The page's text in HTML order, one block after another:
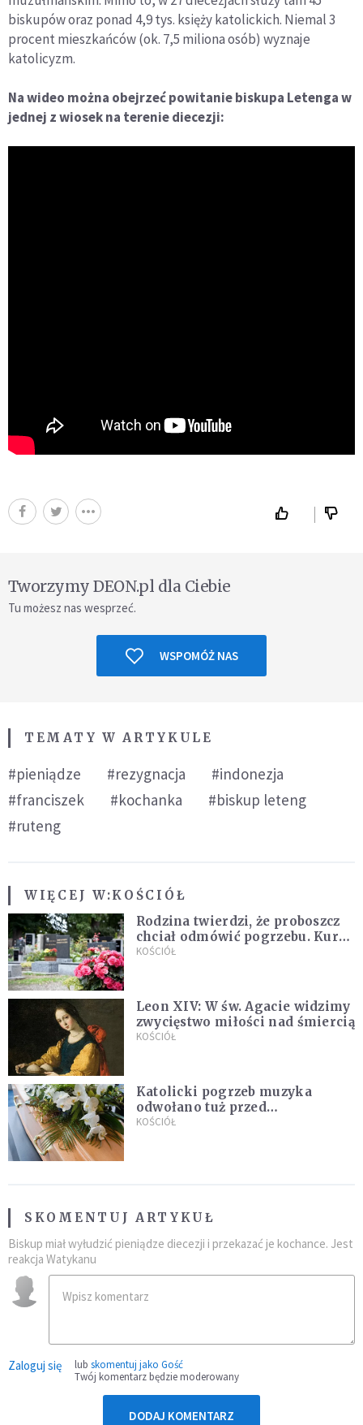
biskupów oraz ponad 4,9 tys. księży katolickich. Niemal 3
procent mieszkańców (ok. 7,5 miliona osób) wyznaje
katolicyzm.
Na wideo można obejrzeć powitanie biskupa Letenga w
jednej z wiosek na terenie diecezji:
Tworzymy DEON.pl dla Ciebie
Tu możesz nas wesprzeć.
WSPOMÓŻ NAS
TEMATY W ARTYKULE
#pieniądze #rezygnacja
#indonezja
#franciszek
#kochanka
#biskup leteng
#ruteng
WIĘCEJ W:KOŚCIÓŁ
Rodzina twierdzi, że proboszcz
chciał odmówić pogrzebu. Kuria
zapowiada wyjaśnienia
KOŚCIÓŁ
Leon XIV: W św. Agacie widzimy
zwycięstwo miłości nad śmiercią
KOŚCIÓŁ
Katolicki pogrzeb muzyka
odwołano tuż przed
uroczystością. Powodem była
KOŚCIÓŁ
SKOMENTUJ ARTYKUŁ
Biskup miał wyłudzić pieniądze diecezji i przekazać je kochance. Jest
reakcja Watykanu
Zaloguj się lub skomentuj jako Gość
Twój komentarz będzie moderowany
DODAJ KOMENTARZ